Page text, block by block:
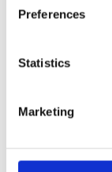
Preferences
Statistics
Marketing